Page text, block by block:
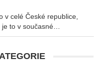
v celé České republice,
to v současné…